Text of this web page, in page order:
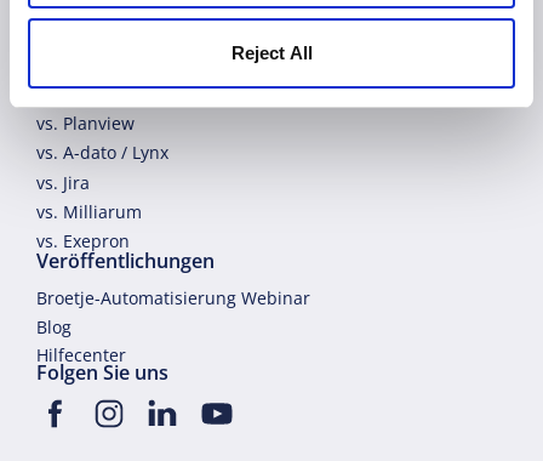
Reject All
vs. Wrike
vs. Planisware
vs. Planview
vs. A-dato / Lynx
vs. Jira
vs. Milliarum
vs. Exepron
Veröffentlichungen
Broetje-Automatisierung Webinar
Blog
Hilfecenter
Folgen Sie uns